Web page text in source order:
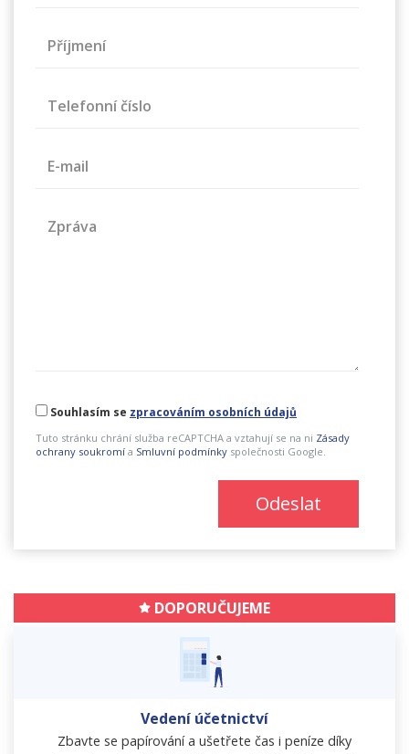
Příjmení
Telefonní číslo
E-mail
Zpráva
Souhlasím se zpracováním osobních údajů
Tuto stránku chrání služba reCAPTCHA a vztahují se na ni Zásady
ochrany soukromí a Smluvní podmínky společnosti Google.
Odeslat
DOPORUČUJEME
Vedení účetnictví
Zbavte se papírování a ušetřete čas i peníze díky